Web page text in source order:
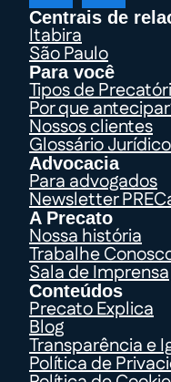
Centrais de
Itabira
São Paulo
Para você
Tipos de
Por que
Nossos clientes
Glossário Jurídico
Advocacia
Para advogados
Newsletter
A Precato
Nossa história
Trabalhe
Sala de Imprensa
Conteúdos
Precato Explica
Blog
Transparência e
Política de